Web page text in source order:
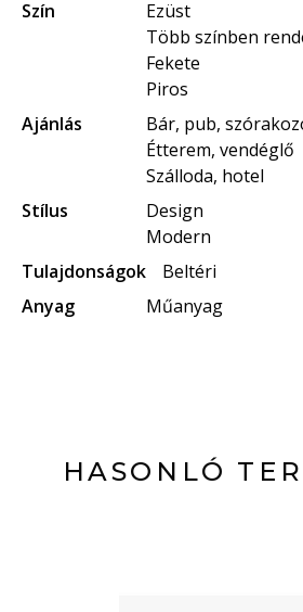
Szín
Ezüst
Több színben
Fekete
Piros
Ajánlás
Bár, pub,
Étterem, vendéglő
Szálloda, hotel
Stílus
Design
Modern
Tulajdonságok
Beltéri
Anyag
Műanyag
HASONLÓ